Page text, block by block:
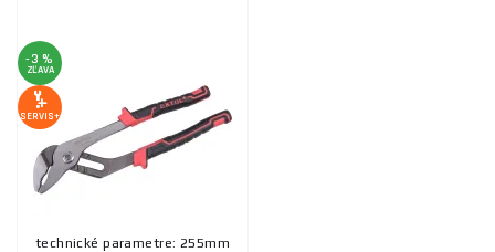
-3 %
ZĽAVA
SERVIS+
technické parametre: 255mm